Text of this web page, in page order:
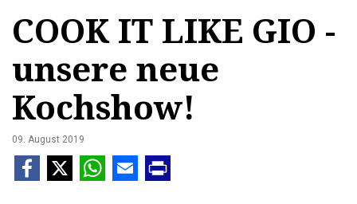
COOK IT LIKE GIO -
unsere neue
Kochshow!
09. August 2019